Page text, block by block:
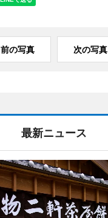
前の写真 次の写真
最新ニュース